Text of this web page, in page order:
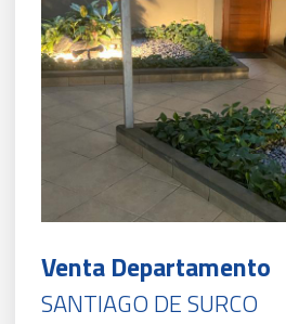
Venta Departamento
SANTIAGO DE SURCO